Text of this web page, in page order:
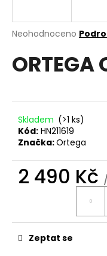
Průměrné
produktu
je
5
hvězdiček.
Neohodnoceno
ORTEGA
Skladem (>1 ks)
Kód: HN211619
Značka:Ortega
2 490 Kč
Zeptat se
j
t
?
p
o